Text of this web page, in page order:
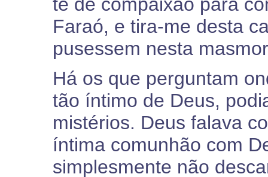
te de compaixão para
Faraó, e tira-me desta
pusessem nesta
Há os que perguntam
tão íntimo de Deus,
mistérios. Deus falava
íntima comunhão com
simplesmente não